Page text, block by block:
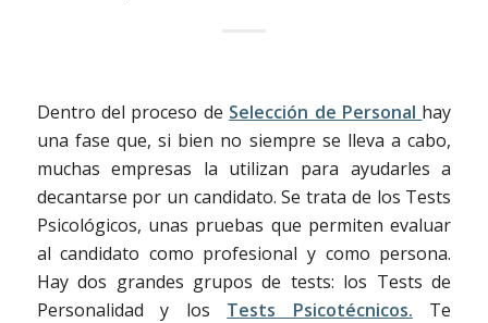
Dentro del proceso de Selección de Personal hay
una fase que, si bien no siempre se lleva a cabo,
muchas empresas la utilizan para ayudarles a
decantarse por un candidato. Se trata de los Tests
Psicológicos, unas pruebas que permiten evaluar
al candidato como profesional y como persona.
Hay dos grandes grupos de tests: los Tests de
Personalidad y los Tests Psicotécnicos.
Te